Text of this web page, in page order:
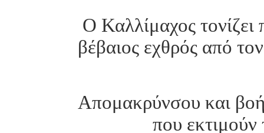
Ο Καλλίμαχος τονίζει
βέβαιος εχθρός από
Απομακρύνσου και
που